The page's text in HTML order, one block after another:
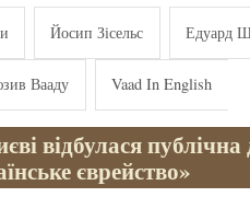
Йосип Зісельс Едуард
Вааду Vaad In English
відбулася
єврейство»